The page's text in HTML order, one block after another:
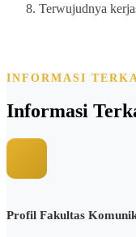
Terwujudnya
INFORMASI
Informasi
Profil Fakultas